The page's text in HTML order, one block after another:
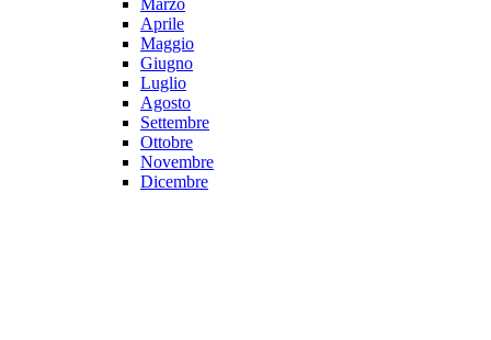
Marzo
Aprile
Maggio
Giugno
Luglio
Agosto
Settembre
Ottobre
Novembre
Dicembre